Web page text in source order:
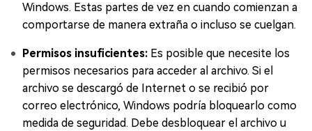
Windows. Estas partes de vez en cuando comienzan a
comportarse de manera extraña o incluso se cuelgan.
Permisos insuficientes: Es posible que necesite los
permisos necesarios para acceder al archivo. Si el
archivo se descargó de Internet o se recibió por
correo electrónico, Windows podría bloquearlo como
medida de seguridad. Debe desbloquear el archivo u